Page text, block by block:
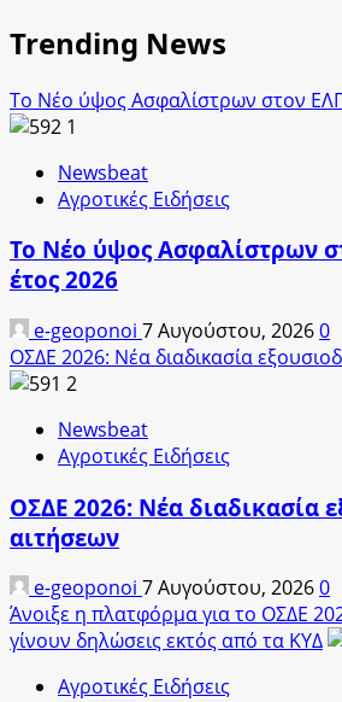
Trending News
Το Νέο ύψος Ασφαλίστρων στον
1
Newsbeat
Αγροτικές Ειδήσεις
Το Νέο ύψος Ασφαλίστρων
έτος 2026
e-geoponoi 7 Αυγούστου, 20260
ΟΣΔΕ 2026: Νέα διαδικασία
2
Newsbeat
Αγροτικές Ειδήσεις
ΟΣΔΕ 2026: Νέα διαδικασία
αιτήσεων
e-geoponoi 7 Αυγούστου, 20260
Άνοιξε η πλατφόρμα για το ΟΣΔΕ
γίνουν δηλώσεις εκτός από τα ΚΥΔ
Αγροτικές Ειδήσεις